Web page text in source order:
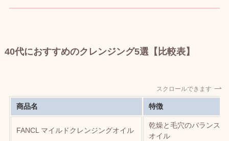
40代におすすめのクレンジング5選【比較表】
スクロールできます
商品名 特徴
FANCL マイルドクレンジングオイル
乾燥と毛穴のバランス
オイル